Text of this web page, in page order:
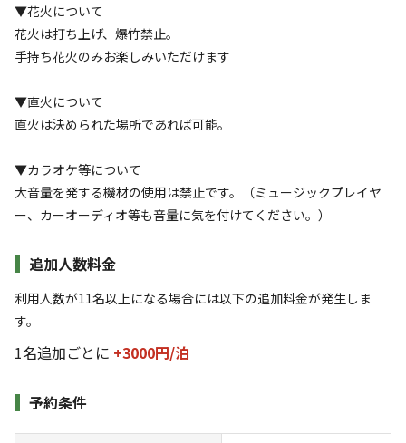
▼花火について
花火は打ち上げ、爆竹禁止。
手持ち花火のみお楽しみいただけます
▼直火について
直火は決められた場所であれば可能。
▼カラオケ等について
大音量を発する機材の使用は禁止です。（ミュージックプレイヤ
ー、カーオーディオ等も音量に気を付けてください。）
追加人数料金
利用人数が11名以上になる場合には以下の追加料金が発生しま
す。
1名追加ごとに +3000円/泊
予約条件
その他ご不明点などありましたらご気軽に公式ラインやメー
0site拠点場スペース貸し出しもイベント自主企画もあり。
instagram @0site.jp
宿泊
チェックイン チェックアウト